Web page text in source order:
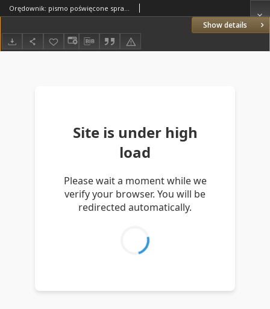
Show details
Orędownik: pismo poświęcone sprawom politycznym i spółecznym 1885.06.19 R.15 Nr137